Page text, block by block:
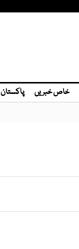
خاص خبریں پاکستان